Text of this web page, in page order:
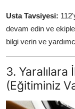
Usta Tavsiyesi:
devam edin ve
bilgi verin ve
3. Yaralılara
(Eğitiminiz